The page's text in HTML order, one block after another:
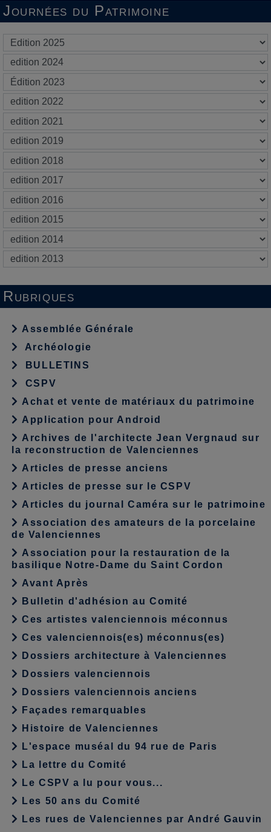
Journées du Patrimoine
Rubriques
Assemblée Générale
Archéologie
BULLETINS
CSPV
Achat et vente de matériaux du patrimoine
Application pour Android
Archives de l'architecte Jean Vergnaud sur
la reconstruction de Valenciennes
Articles de presse anciens
Articles de presse sur le CSPV
Articles du journal Caméra sur le patrimoine
Association des amateurs de la porcelaine
de Valenciennes
Association pour la restauration de la
basilique Notre-Dame du Saint Cordon
Avant Après
Bulletin d'adhésion au Comité
Ces artistes valenciennois méconnus
Ces valenciennois(es) méconnus(es)
Dossiers architecture à Valenciennes
Dossiers valenciennois
Dossiers valenciennois anciens
Façades remarquables
Histoire de Valenciennes
L'espace muséal du 94 rue de Paris
La lettre du Comité
Le CSPV a lu pour vous...
Les 50 ans du Comité
Les rues de Valenciennes par André Gauvin